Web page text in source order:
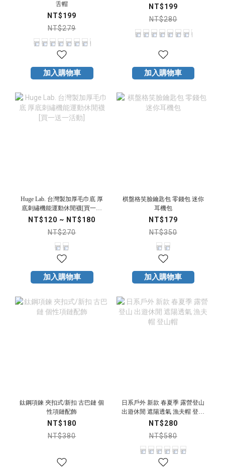
舌帽
NT$199
NT$279
加入購物車
NT$199
NT$280
加入購物車
Huge Lab. 台灣製加厚毛巾底 厚
底刺繡機能運動休閒襪[買一送
一活動]
NT$120 ~ NT$180
NT$270
加入購物車
棋盤格笑臉鑰匙包 零錢包 迷你
耳機包
NT$179
NT$350
加入購物車
鈦鋼項鍊 夾扣式/新扣 古巴鏈 個
性項鏈配飾
NT$180
NT$380
日系戶外 新款 春夏季 露營登山
出遊休閒 遮陽透氣 漁夫帽 登山
帽
NT$280
NT$580